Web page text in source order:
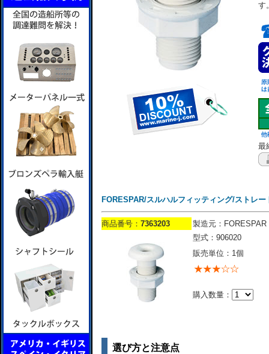
す
最
FORESPAR/スルハルフィッティング/ストレー
商品番号： 7363203
製造元：FORESPAR
型式：906020
販売単位：1個
購入数量：
選び方と注意点